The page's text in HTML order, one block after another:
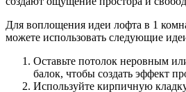
Для воплощения идеи лофта в 1
можете использовать следующие
Оставьте потолок неровным
балок, чтобы создать эффект
Используйте кирпичную